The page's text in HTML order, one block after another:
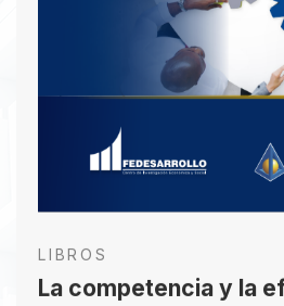
Descargar PDF
LIBROS
La competencia y la